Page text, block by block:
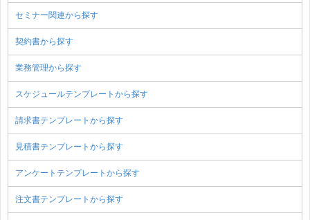
セミナー関連から探す
契約書から探す
業務管理から探す
スケジュールテンプレートから探す
請求書テンプレートから探す
見積書テンプレートから探す
アンケートテンプレートから探す
注文書テンプレートから探す